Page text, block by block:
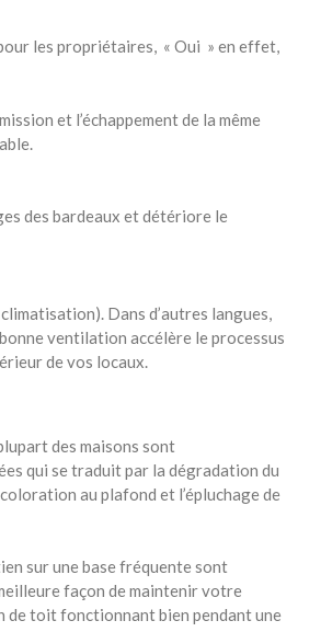
les propriétaires, « Oui » en effet,
et l’échappement de la même
des bardeaux et détériore le
Dans d’autres langues,
ventilation accélère le processus
de vos locaux.
des maisons sont
qui se traduit par la dégradation du
au plafond et l’épluchage de
sur une base fréquente sont
façon de maintenir votre
de toit fonctionnant bien pendant une